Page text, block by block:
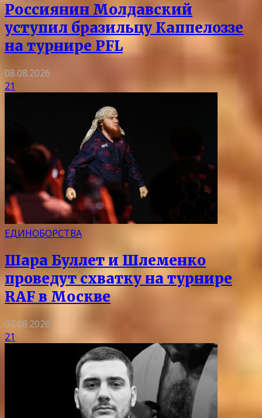
Россиянин Молдавский
уступил бразильцу Каппелоззе
на турнире PFL
08.08.2026
21
ЕДИНОБОРСТВА
Шара Буллет и Шлеменко
проведут схватку на турнире
RAF в Москве
07.08.2026
21